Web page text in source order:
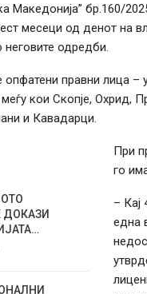
Македонија” бр.160/
месеци од денот на
одредби.
правни лица –
кои Скопје, Охрид,
и Кавадарци.
ДОКАЗИ
При
го
– Кај
една